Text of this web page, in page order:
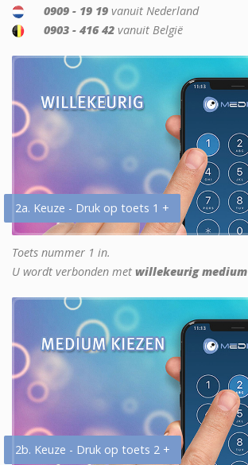
0909 - 19 19 vanuit Nederland
0903 - 416 42 vanuit België
2a. Keuze - Druk op toets 1 +
Toets nummer 1 in.
U wordt verbonden met willekeurig medium
2b. Keuze - Druk op toets 2 +